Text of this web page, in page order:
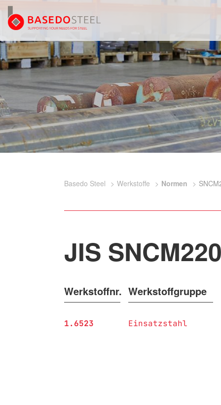
Basedo Steel Werkstoffe Normen
JIS
Werkstoffnr. Werkstoffgruppe
1.6523 Einsatzstahl